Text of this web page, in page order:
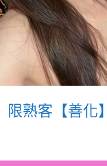
限熟客【善化